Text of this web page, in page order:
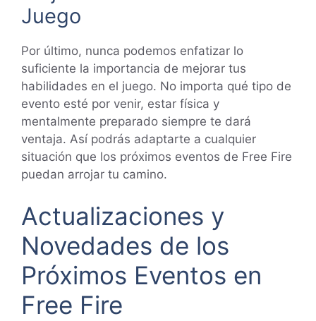
Juego
Por último, nunca podemos enfatizar lo
suficiente la importancia de mejorar tus
habilidades en el juego. No importa qué tipo de
evento esté por venir, estar física y
mentalmente preparado siempre te dará
ventaja. Así podrás adaptarte a cualquier
situación que los próximos eventos de Free Fire
puedan arrojar tu camino.
Actualizaciones y
Novedades de los
Próximos Eventos en
Free Fire